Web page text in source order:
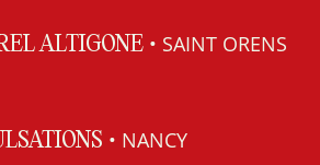
ALTIGONE • SAINT ORENS
• NANCY